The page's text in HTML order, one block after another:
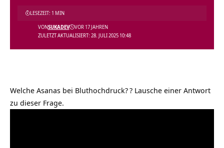
ZULETZT AKTUALISIERT: 28. JULI 2025 10:48
VONSUKADEV VOR 17 JAHREN
LESEZEIT: 1 MIN
Welche Asanas bei Bluthochdruck?? Lausche einer Antwort
zu dieser Frage.